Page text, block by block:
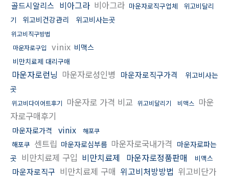
골드시알리스 비아그라 비아그라 마운자로직구업체
위고비달리
기
위고비건강관리 위고비사는곳
위고비직구방법
마운자로구입
vinix 비맥스
비만치료제 대리구매
마운자로런닝 마운자로성인병 마운자로직구가격
위고비사는
곳
위고비다이어트후기 마운자로 가격 비교 위고비달리기 비맥스
마운
자로구매후기
마운자로가격 vinix 해포쿠
해포쿠 센트립 마운자로심부름 마운자로국내가격 마운자로파는
곳 비만치료제 구입 비만치료제 마운자로정품판매 비맥스
마운자로직구 비만치료제 구매 위고비처방방법 위고비단가